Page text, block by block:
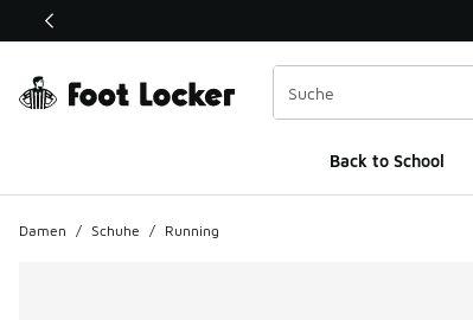
Dieser Link öffnet sich in einem neuen Fenster
Back to School
Damen / Schuhe / Running